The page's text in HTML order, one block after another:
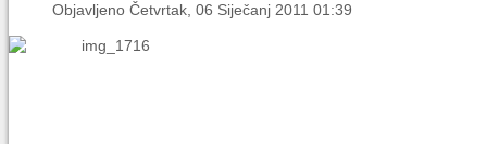
Objavljeno Četvrtak, 06 Siječanj 2011 01:39